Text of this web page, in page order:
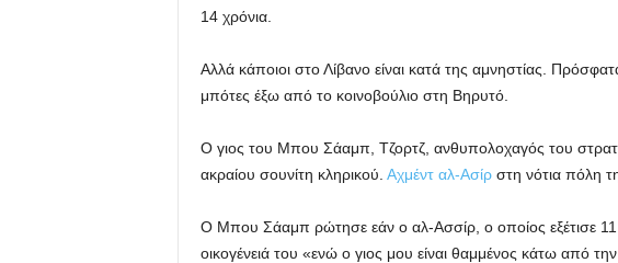
14 χρόνια.
Αλλά κάποιοι στο Λίβανο είναι κατά της αμνηστίας.
μπότες έξω από το κοινοβούλιο στη Βηρυτό.
Ο γιος του Μπου Σάαμπ, Τζορτζ, ανθυπολοχαγός του
ακραίου σουνίτη κληρικού. Αχμέντ αλ-Ασίρστη νότια πόλη
Ο Μπου Σάαμπ ρώτησε εάν ο αλ-Ασσίρ, ο οποίος εξέτισε 11
οικογένειά του «ενώ ο γιος μου είναι θαμμένος κάτω από